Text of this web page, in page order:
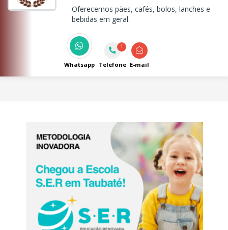
Oferecemos pães, cafés, bolos, lanches e
bebidas em geral.
Whatsapp
1
Telefone E-mail